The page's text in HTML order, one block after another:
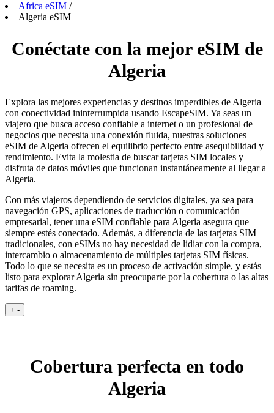
Africa eSIM /
Algeria eSIM
Conéctate con la mejor eSIM de
Algeria
Explora las mejores experiencias y destinos imperdibles de Algeria
con conectividad ininterrumpida usando EscapeSIM. Ya seas un
viajero que busca acceso confiable a internet o un profesional de
negocios que necesita una conexión fluida, nuestras soluciones
eSIM de Algeria ofrecen el equilibrio perfecto entre asequibilidad y
rendimiento. Evita la molestia de buscar tarjetas SIM locales y
disfruta de datos móviles que funcionan instantáneamente al llegar a
Algeria.
Con más viajeros dependiendo de servicios digitales, ya sea para
navegación GPS, aplicaciones de traducción o comunicación
empresarial, tener una eSIM confiable para Algeria asegura que
siempre estés conectado. Además, a diferencia de las tarjetas SIM
tradicionales, con eSIMs no hay necesidad de lidiar con la compra,
intercambio o almacenamiento de múltiples tarjetas SIM físicas.
Todo lo que se necesita es un proceso de activación simple, y estás
listo para explorar Algeria sin preocuparte por la cobertura o las altas
tarifas de roaming.
+ -
Cobertura perfecta en todo
Algeria